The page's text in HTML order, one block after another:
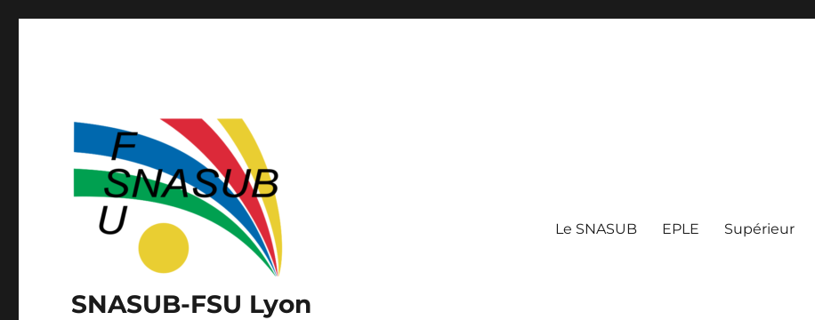
SNASUB-FSU Lyon
Le SNASUB EPLE Supérieur